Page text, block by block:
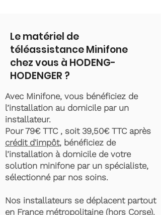
Le matériel de
téléassistance Minifone
chez vous à HODENG-
HODENGER ?
Avec Minifone, vous bénéficiez de
l’installation au domicile par un
installateur.
Pour 79€ TTC , soit 39,50€ TTC après
crédit d'impôt, bénéficiez de
l’installation à domicile de votre
solution minifone par un spécialiste,
sélectionné par nos soins.
Nos installateurs se déplacent partout
en France métropolitaine (hors Corse).